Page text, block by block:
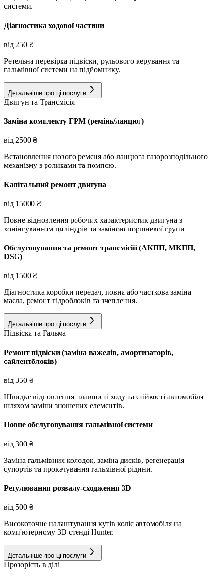
системи.
Діагностика ходової частини
від 250 ₴
Ретельна перевірка підвіски, рульового керування та
гальмівної системи на підйомнику.
Детальніше про ці послуги
Двигун та Трансмісія
Заміна комплекту ГРМ (ремінь/ланцюг)
від 2500 ₴
Встановлення нового ременя або ланцюга газорозподільного
механізму з роликами та помпою.
Капітальний ремонт двигуна
від 15000 ₴
Повне відновлення робочих характеристик двигуна з
хонінгуванням циліндрів та заміною поршневої групи.
Обслуговування та ремонт трансмісій (АКПП, МКПП,
DSG)
від 1500 ₴
Діагностика коробки передач, повна або часткова заміна
масла, ремонт гідроблоків та зчеплення.
Детальніше про ці послуги
Підвіска та Гальма
Ремонт підвіски (заміна важелів, амортизаторів,
сайлентблоків)
від 350 ₴
Швидке відновлення плавності ходу та стійкості автомобіля
шляхом заміни зношених елементів.
Повне обслуговування гальмівної системи
від 300 ₴
Заміна гальмівних колодок, заміна дисків, регенерація
супортів та прокачування гальмівної рідини.
Регулювання розвалу-сходження 3D
від 500 ₴
Високоточне налаштування кутів коліс автомобіля на
комп'ютерному 3D стенді Hunter.
Детальніше про ці послуги
Прозорість в ділі